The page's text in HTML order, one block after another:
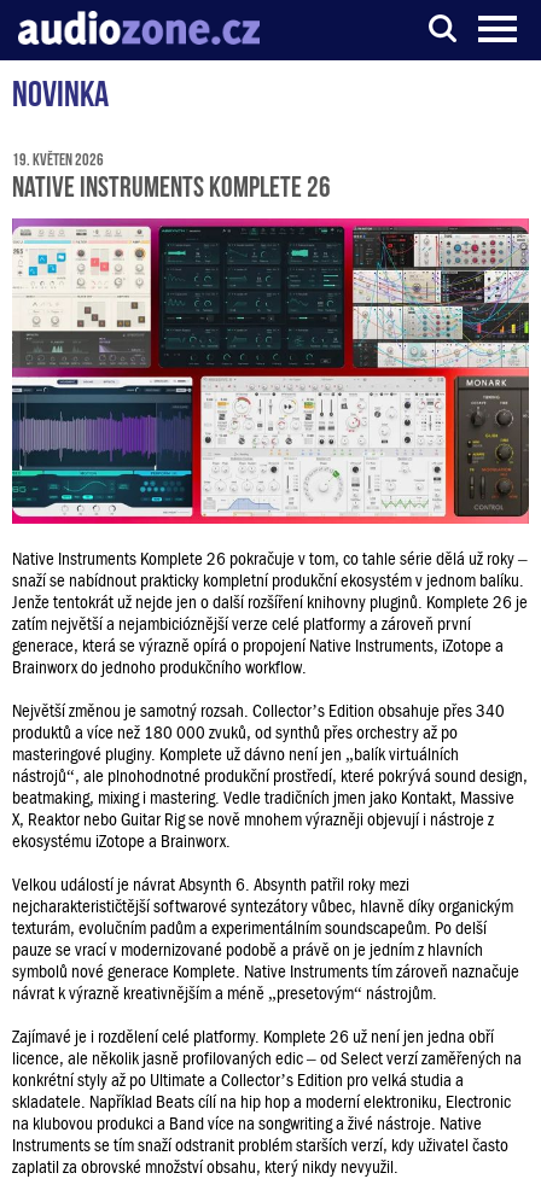
Server o digitálním zpracování zvuku
Novinka
19. květen 2026
Native Instruments Komplete 26
Native Instruments Komplete 26 pokračuje v tom, co tahle série dělá už roky –
snaží se nabídnout prakticky kompletní produkční ekosystém v jednom balíku.
Jenže tentokrát už nejde jen o další rozšíření knihovny pluginů. Komplete 26 je
zatím největší a nejambicióznější verze celé platformy a zároveň první
generace, která se výrazně opírá o propojení Native Instruments, iZotope a
Brainworx do jednoho produkčního workflow.
Největší změnou je samotný rozsah. Collector’s Edition obsahuje přes 340
produktů a více než 180 000 zvuků, od synthů přes orchestry až po
masteringové pluginy. Komplete už dávno není jen „balík virtuálních
nástrojů“, ale plnohodnotné produkční prostředí, které pokrývá sound design,
beatmaking, mixing i mastering. Vedle tradičních jmen jako Kontakt, Massive
X, Reaktor nebo Guitar Rig se nově mnohem výrazněji objevují i nástroje z
ekosystému iZotope a Brainworx.
Velkou událostí je návrat Absynth 6. Absynth patřil roky mezi
nejcharakterističtější softwarové syntezátory vůbec, hlavně díky organickým
texturám, evolučním padům a experimentálním soundscapeům. Po delší
pauze se vrací v modernizované podobě a právě on je jedním z hlavních
symbolů nové generace Komplete. Native Instruments tím zároveň naznačuje
návrat k výrazně kreativnějším a méně „presetovým“ nástrojům.
Zajímavé je i rozdělení celé platformy. Komplete 26 už není jen jedna obří
licence, ale několik jasně profilovaných edic – od Select verzí zaměřených na
konkrétní styly až po Ultimate a Collector’s Edition pro velká studia a
skladatele. Například Beats cílí na hip hop a moderní elektroniku, Electronic
na klubovou produkci a Band více na songwriting a živé nástroje. Native
Instruments se tím snaží odstranit problém starších verzí, kdy uživatel často
zaplatil za obrovské množství obsahu, který nikdy nevyužil.